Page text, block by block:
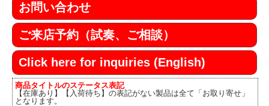
お問い合わせ
ご来店予約（試奏、ご相談）
Click here for inquiries (English)
商品タイトルのステータス表記
【在庫あり】【入荷待ち】の表記がない製品は全て「お取り寄せ」
となります。